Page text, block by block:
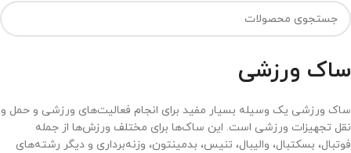
ساک ورزشی
ساک ورزشی یک وسیله بسیار مفید برای انجام فعالیت‌های ورزشی و حمل و
نقل تجهیزات ورزشی است. این ساک‌ها برای مختلف ورزش‌ها از جمله
فوتبال، بسکتبال، والیبال، تنیس، بدمینتون، وزنه‌برداری و دیگر رشته‌های